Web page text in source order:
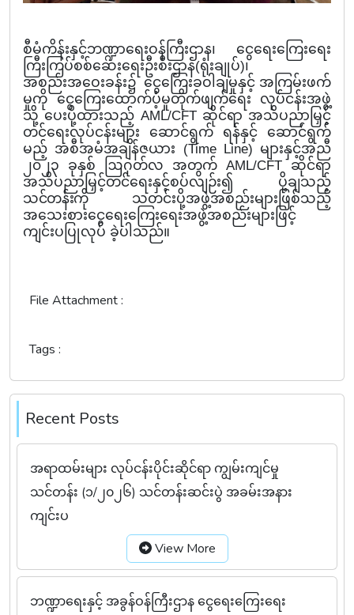
စီမံကိန်းနှင့်ဘဏ္ဍာရေးဝန်ကြီးဌာန၊
ငွေရေးကြေးရေး
ကြီးကြပ်စစ်ဆေးရေးဦးစီးဌာန(ရုံးချုပ်)၊
အစည်းအဝေးခန်း၌ ငွေကြေးခဝါချမှုနှင့် အကြမ်းဖက်
မှုကို ငွေကြေးထောက်ပံ့မှုတိုက်ဖျက်ရေး
လုပ်ငန်းအဖွဲ့
သို့ ပေးပို့ထားသည့် AML/CFT ဆိုင်ရာ အသိပညာမြှင့်
တင်ရေးလုပ်ငန်းများ
ဆောင်ရွက် ရန်နှင့်
ဆောင်ရွက်
မည့် အစီအမံအချိန်ဇယား (Time Line) များနှင့်အညီ
၂၀၂၃
ခုနှစ် ဩဂုတ်လ အတွက် AML/CFTဆိုင်ရာ
အသိပညာမြှင့်တင်ရေးနှင့်စပ်လျဉ်း၍
ပို့ချသည့်
သင်တန်းကို
သတင်းပို့အဖွဲ့အစည်းများဖြစ်သည့်
အသေးစားငွေရေးကြေးရေးအဖွဲ့အစည်းများဖြင့်
ကျင်းပပြုလုပ် ခဲ့ပါသည်။
File Attachment :
Tags :
Recent Posts
အရာထမ်းများ လုပ်ငန်းပိုင်းဆိုင်ရာ ကျွမ်းကျင်မှု
သင်တန်း (၁/၂၀၂၆) သင်တန်းဆင်းပွဲ အခမ်းအနား
ကျင်းပ
View More
ဘဏ္ဍာရေးနှင့် အခွန်ဝန်ကြီးဌာန ငွေရေးကြေးရေး